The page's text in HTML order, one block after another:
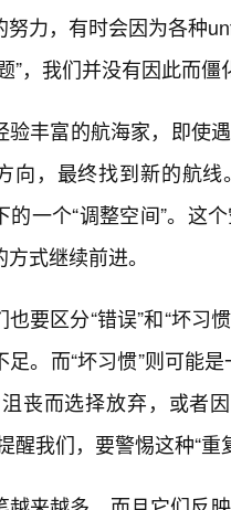
努力，有时会因为各种
”，我们并没有因此而
验丰富的航海家，即使
向，最终找到新的航
的一个“调整空间”。这
式继续前进。
也要区分“错误”和“坏习
足。而“坏习惯”则可能
丧而选择放弃，或者
醒我们，要警惕这种“重